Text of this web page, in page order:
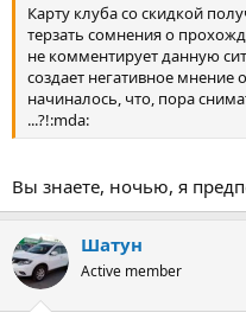
Карту клуба со скидкой
терзать сомнения о
не комментирует данную
создает негативное мнение
начиналось, что, пора
...?!:mda:
Вы знаете, ночью, я
Шатун
Active member